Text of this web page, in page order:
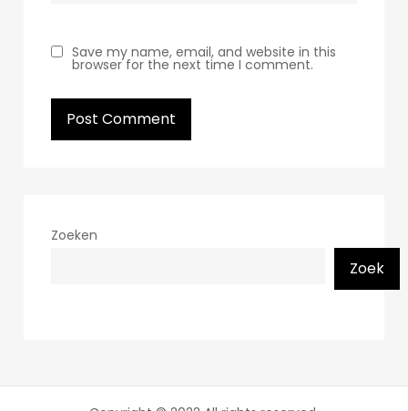
Save my name, email, and website in this
browser for the next time I comment.
Zoeken
Zoek